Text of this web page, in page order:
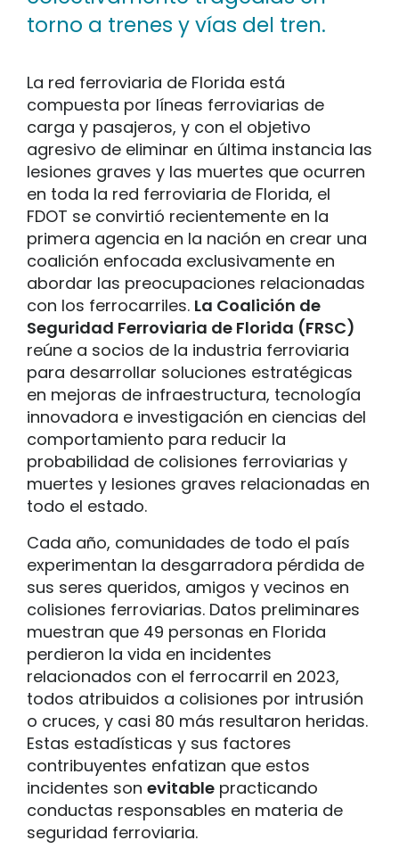
torno a trenes y vías del tren.
La red ferroviaria de Florida está
compuesta por líneas ferroviarias de
carga y pasajeros, y con el objetivo
agresivo de eliminar en última instancia las
lesiones graves y las muertes que ocurren
en toda la red ferroviaria de Florida, el
FDOT se convirtió recientemente en la
primera agencia en la nación en crear una
coalición enfocada exclusivamente en
abordar las preocupaciones relacionadas
con los ferrocarriles. La Coalición de
Seguridad Ferroviaria de Florida (FRSC)
reúne a socios de la industria ferroviaria
para desarrollar soluciones estratégicas
en mejoras de infraestructura, tecnología
innovadora e investigación en ciencias del
comportamiento para reducir la
probabilidad de colisiones ferroviarias y
muertes y lesiones graves relacionadas en
todo el estado.
Cada año, comunidades de todo el país
experimentan la desgarradora pérdida de
sus seres queridos, amigos y vecinos en
colisiones ferroviarias. Datos preliminares
muestran que 49 personas en Florida
perdieron la vida en incidentes
relacionados con el ferrocarril en 2023,
todos atribuidos a colisiones por intrusión
o cruces, y casi 80 más resultaron heridas.
Estas estadísticas y sus factores
contribuyentes enfatizan que estos
incidentes son evitable practicando
conductas responsables en materia de
seguridad ferroviaria.